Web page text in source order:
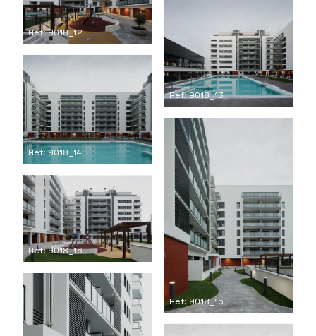
Ref: 9018_12
Ref: 9018_13
Ref: 9018_14
Ref: 9018_15
Ref: 9018_16